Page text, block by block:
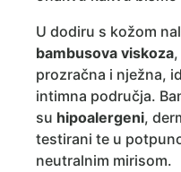
U dodiru s kožom
bambusova viskoza
prozračna i nježna,
intimna područja.
su hipoalergeni,
testirani te u
neutralnim mirisom.